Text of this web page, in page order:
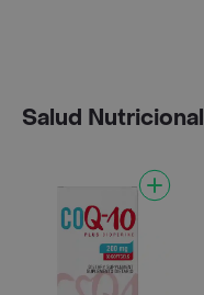
Salud Nutricional